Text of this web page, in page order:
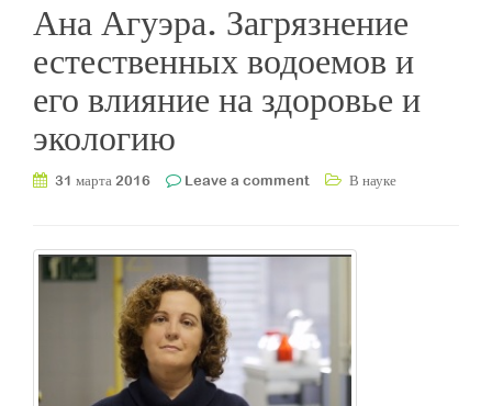
Ана Агуэра. Загрязнение
естественных водоемов и
его влияние на здоровье и
экологию
31 марта 2016 Leave a comment В науке